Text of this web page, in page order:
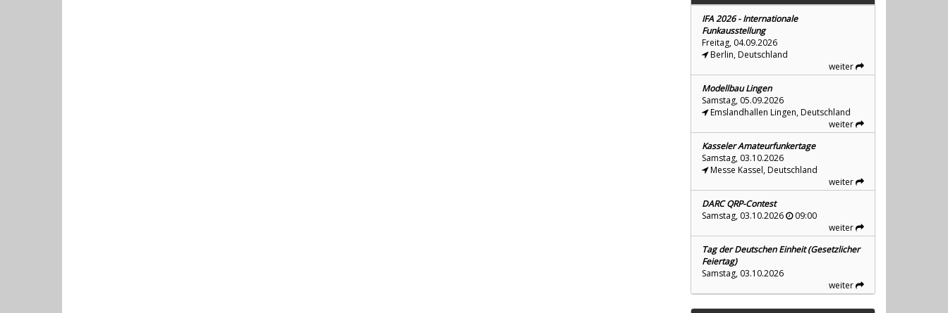
IFA 2026 - Internationale
Funkausstellung
Freitag, 04.09.2026
Berlin, Deutschland
weiter
Modellbau Lingen
Samstag, 05.09.2026
Emslandhallen Lingen, Deutschland
weiter
Kasseler Amateurfunkertage
Samstag, 03.10.2026
Messe Kassel, Deutschland
weiter
DARC QRP-Contest
Samstag, 03.10.2026
09:00
weiter
Tag der Deutschen Einheit (Gesetzlicher
Feiertag)
Samstag, 03.10.2026
weiter